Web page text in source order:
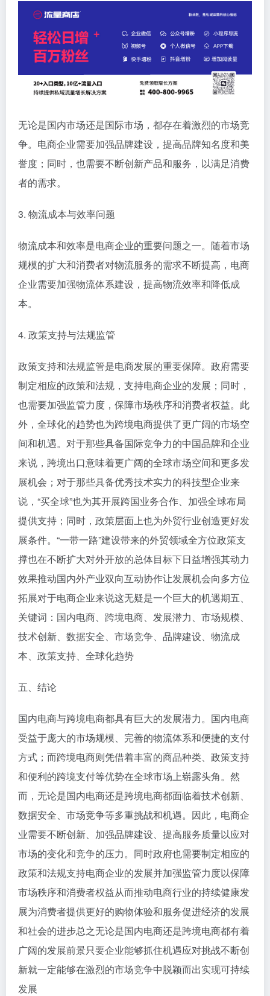
无论是国内市场还是国际市场，都存在着激烈的市场竞
争。电商企业需要加强品牌建设，提高品牌知名度和美
誉度；同时，也需要不断创新产品和服务，以满足消费
者的需求。
3. 物流成本与效率问题
物流成本和效率是电商企业的重要问题之一。随着市场
规模的扩大和消费者对物流服务的需求不断提高，电商
企业需要加强物流体系建设，提高物流效率和降低成
本。
4. 政策支持与法规监管
政策支持和法规监管是电商发展的重要保障。政府需要
制定相应的政策和法规，支持电商企业的发展；同时，
也需要加强监管力度，保障市场秩序和消费者权益。此
外，全球化的趋势也为跨境电商提供了更广阔的市场空
间和机遇。对于那些具备国际竞争力的中国品牌和企业
来说，跨境出口意味着更广阔的全球市场空间和更多发
展机会；对于那些具备优秀技术实力的科技型企业来
说，“买全球”也为其开展跨国业务合作、加强全球布局
提供支持；同时，政策层面上也为外贸行业创造更好发
展条件。“一带一路”建设带来的外贸领域全方位政策支
撑也在不断扩大对外开放的总体目标下日益增强其动力
效果推动国内外产业双向互动协作让发展机会向多方位
拓展对于电商企业来说这无疑是一个巨大的机遇期五、
关键词：国内电商、跨境电商、发展潜力、市场规模、
技术创新、数据安全、市场竞争、品牌建设、物流成
本、政策支持、全球化趋势
五、结论
国内电商与跨境电商都具有巨大的发展潜力。国内电商
受益于庞大的市场规模、完善的物流体系和便捷的支付
方式；而跨境电商则凭借着丰富的商品种类、政策支持
和便利的跨境支付等优势在全球市场上崭露头角。然
而，无论是国内电商还是跨境电商都面临着技术创新、
数据安全、市场竞争等多重挑战和机遇。因此，电商企
业需要不断创新、加强品牌建设、提高服务质量以应对
市场的变化和竞争的压力。同时政府也需要制定相应的
政策和法规支持电商企业的发展并加强监管力度以保障
市场秩序和消费者权益从而推动电商行业的持续健康发
展为消费者提供更好的购物体验和服务促进经济的发展
和社会的进步总之无论是国内电商还是跨境电商都有着
广阔的发展前景只要企业能够抓住机遇应对挑战不断创
新就一定能够在激烈的市场竞争中脱颖而出实现可持续
发展